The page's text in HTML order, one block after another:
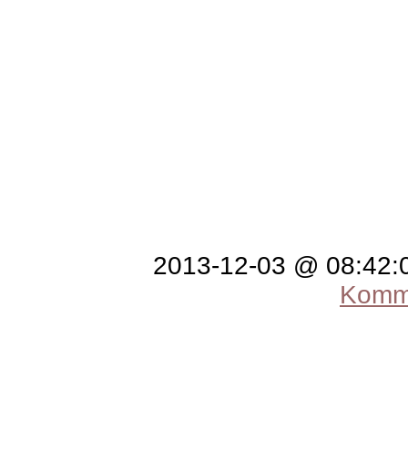
2013-12-03 @